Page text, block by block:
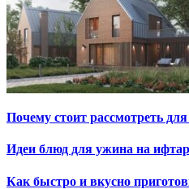
Почему стоит рассмотреть
Идеи блюд для ужина на ифтар
Как быстро и вкусно